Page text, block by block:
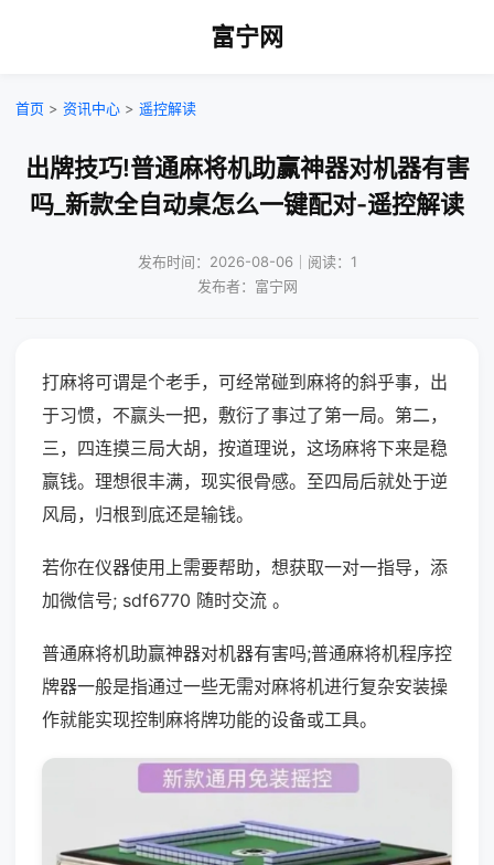
富宁网
首页 > 资讯中心 > 遥控解读
出牌技巧!普通麻将机助赢神器对机器有害
吗_新款全自动桌怎么一键配对-遥控解读
发布时间：2026-08-06｜阅读：1
发布者：富宁网
打麻将可谓是个老手，可经常碰到麻将的斜乎事，出
于习惯，不赢头一把，敷衍了事过了第一局。第二，
三，四连摸三局大胡，按道理说，这场麻将下来是稳
赢钱。理想很丰满，现实很骨感。至四局后就处于逆
风局，归根到底还是输钱。
若你在仪器使用上需要帮助，想获取一对一指导，添
加微信号; sdf6770 随时交流 。
普通麻将机助赢神器对机器有害吗;普通麻将机程序控
牌器一般是指通过一些无需对麻将机进行复杂安装操
作就能实现控制麻将牌功能的设备或工具。